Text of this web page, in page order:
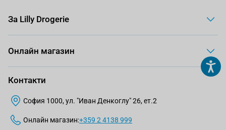
За Lilly Drogerie
Онлайн магазин
Контакти
София 1000, ул. "Иван Денкоглу" 26, ет.2
Онлайн магазин:+359 2 4138 999